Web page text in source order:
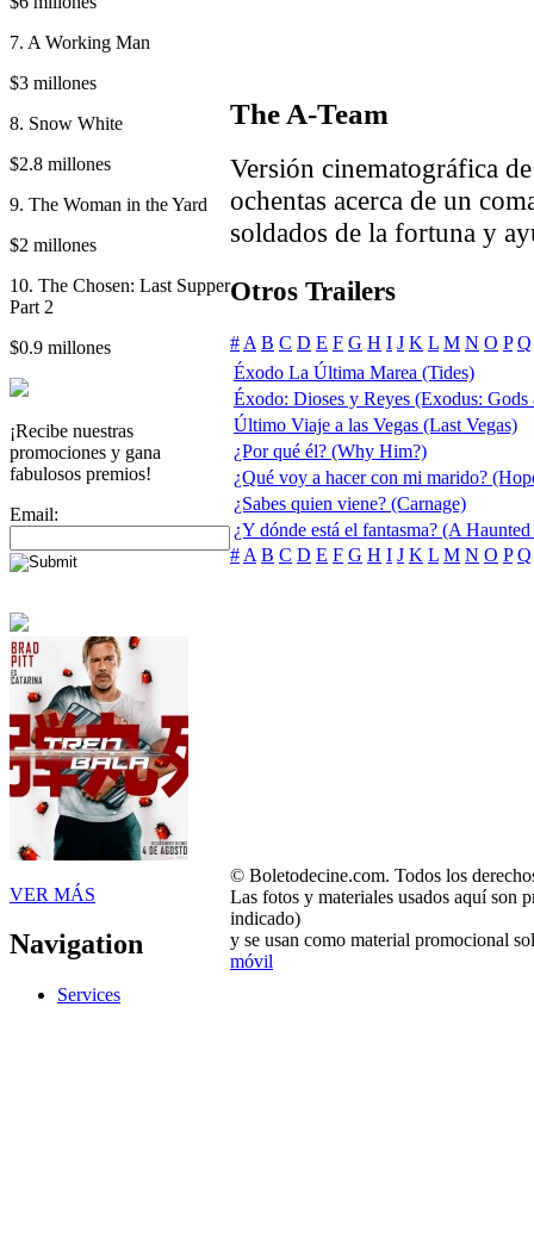
7. A Working Man
$3 millones
8. Snow White
$2.8 millones
9. The Woman in the Yard
$2 millones
10. The Chosen: Last Supper
Part 2
$0.9 millones
¡Recibe nuestras
promociones y gana
fabulosos premios!
Email:
VER MÁS
Navigation
Services
The A-Team
Versión cinematográfica
ochentas acerca de un
soldados de la fortuna y
Otros Trailers
# A B C D E F G H I J K L M N O P Q
Éxodo La Última Marea (Tides)
Éxodo: Dioses y Reyes (Exodus:
Último Viaje a las Vegas (Last Vegas)
¿Por qué él? (Why Him?)
¿Qué voy a hacer con mi marido?
¿Sabes quien viene? (Carnage)
¿Y dónde está el fantasma? (A
# A B C D E F G H I J K L M N O P Q
© Boletodecine.com. Todos los
Las fotos y materiales usados aquí son
indicado)
y se usan como material promocional
móvil